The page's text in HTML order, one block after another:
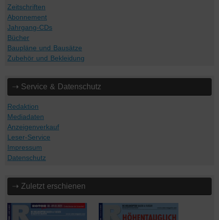
Zeitschriften
Abonnement
Jahrgang-CDs
Bücher
Baupläne und Bausätze
Zubehör und Bekleidung
⇢ Service & Datenschutz
Redaktion
Mediadaten
Anzeigenverkauf
Leser-Service
Impressum
Datenschutz
⇢ Zuletzt erschienen